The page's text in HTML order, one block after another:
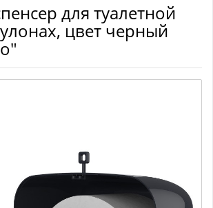
для туалетной
цвет черный